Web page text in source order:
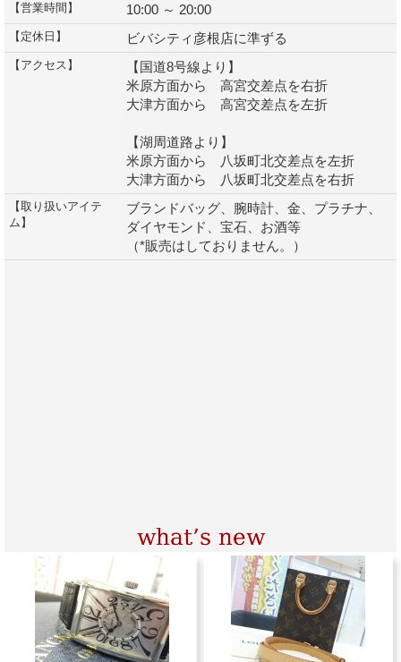
【営業時間】 10:00 ～ 20:00
【定休日】 ビバシティ彦根店に準ずる
【アクセス】
【国道8号線より】
米原方面から 高宮交差点を右折
大津方面から 高宮交差点を左折
【湖周道路より】
米原方面から 八坂町北交差点を左折
大津方面から 八坂町北交差点を右折
【取り扱いアイテ
ム】
ブランドバッグ、腕時計、金、プラチナ、
ダイヤモンド、宝石、お酒等
（*販売はしておりません。）